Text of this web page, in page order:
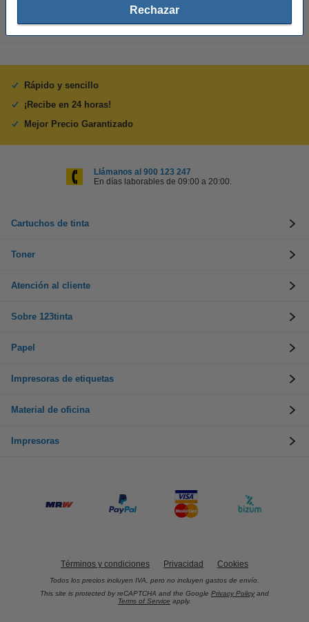
Rechazar
Rápido y sencillo
¡Recibe en 24 horas!
Mejor Precio Garantizado
Llámanos al 900 123 247
En días laborables de 09:00 a 20:00.
Cartuchos de tinta
Toner
Atención al cliente
Sobre 123tinta
Papel
Impresoras de etiquetas
Material de oficina
Impresoras
Términos y condiciones Privacidad Cookies
Todos los precios incluyen IVA, pero no incluyen gastos de envío.
This site is protected by reCAPTCHA and the Google Privacy Policy and
Terms of Service apply.